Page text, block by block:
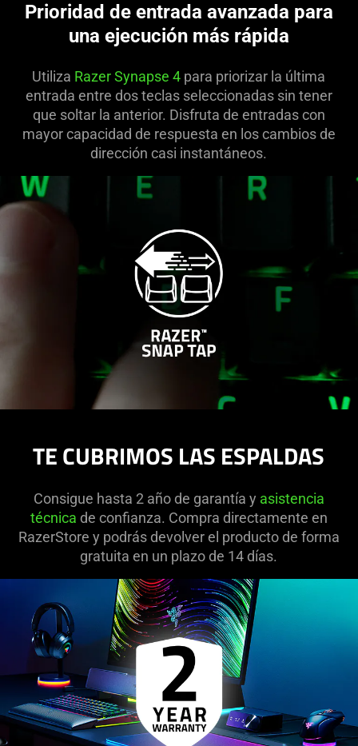
Prioridad de entrada avanzada para
una ejecución más rápida
Utiliza Razer Synapse 4 para priorizar la última
entrada entre dos teclas seleccionadas sin tener
que soltar la anterior. Disfruta de entradas con
mayor capacidad de respuesta en los cambios de
dirección casi instantáneos.
TE CUBRIMOS LAS ESPALDAS
Consigue hasta 2 año de garantía y asistencia
técnica de confianza. Compra directamente en
RazerStore y podrás devolver el producto de forma
gratuita en un plazo de 14 días.